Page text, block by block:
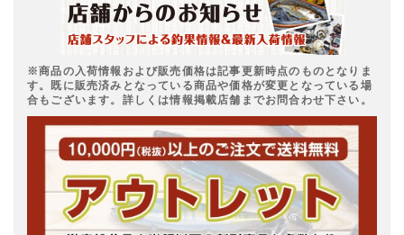
※商品の入荷情報および販売価格は記事更新時点のものとなりま
す。既に販売済みとなっている商品や価格が変更となっている場
合もございます。詳しくは情報掲載店舗までお問合わせ下さい。